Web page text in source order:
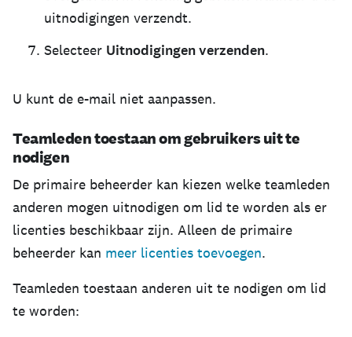
uitnodigingen verzendt.
Selecteer Uitnodigingen verzenden.
U kunt de e-mail niet aanpassen.
Teamleden toestaan om gebruikers uit te
nodigen
De primaire beheerder kan kiezen welke teamleden
anderen mogen uitnodigen om lid te worden als er
licenties beschikbaar zijn. Alleen de primaire
beheerder kan meer licenties toevoegen.
Teamleden toestaan anderen uit te nodigen om lid
te worden: